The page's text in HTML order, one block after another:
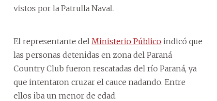
vistos por la Patrulla Naval.
El representante del Ministerio Público indicó que
las personas detenidas en zona del Paraná
Country Club fueron rescatadas del río Paraná, ya
que intentaron cruzar el cauce nadando. Entre
ellos iba un menor de edad.